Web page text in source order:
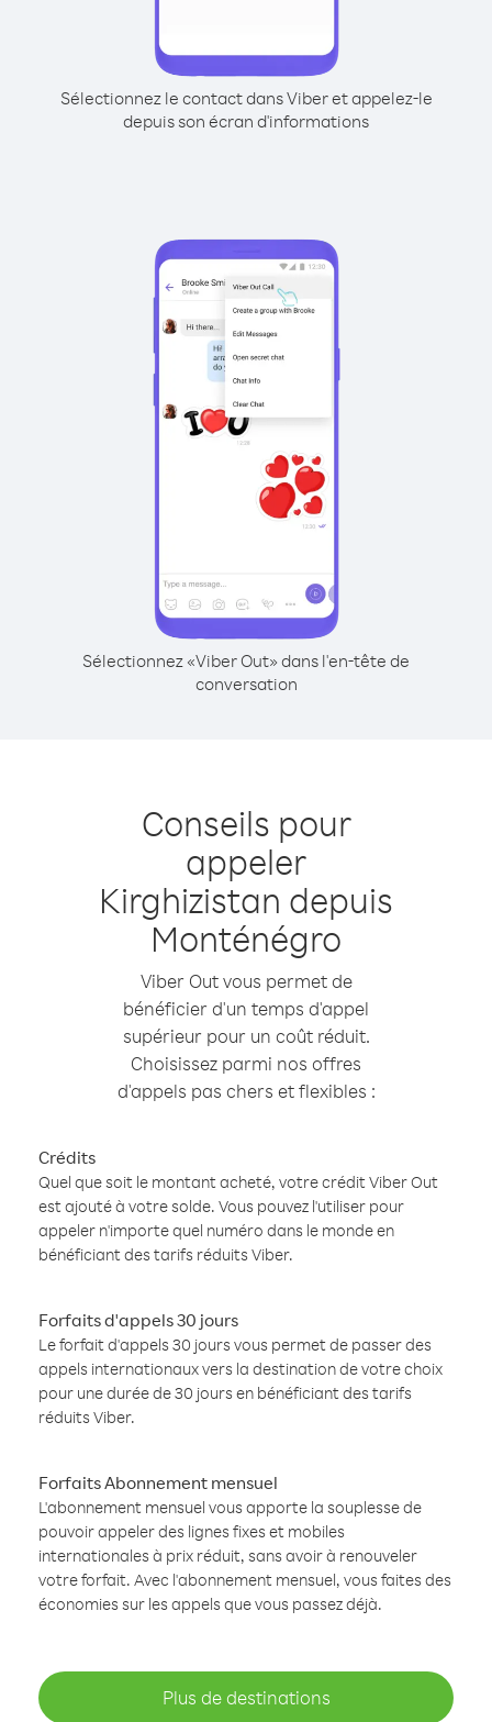
Sélectionnez le contact dans Viber et appelez-le
depuis son écran d'informations
Sélectionnez «Viber Out» dans l'en-tête de
conversation
Conseils pour
appeler
Kirghizistan depuis
Monténégro
Viber Out vous permet de
bénéficier d'un temps d'appel
supérieur pour un coût réduit.
Choisissez parmi nos offres
d'appels pas chers et flexibles :
Crédits
Quel que soit le montant acheté, votre crédit Viber Out
est ajouté à votre solde. Vous pouvez l'utiliser pour
appeler n'importe quel numéro dans le monde en
bénéficiant des tarifs réduits Viber.
Forfaits d'appels 30 jours
Le forfait d'appels 30 jours vous permet de passer des
appels internationaux vers la destination de votre choix
pour une durée de 30 jours en bénéficiant des tarifs
réduits Viber.
Forfaits Abonnement mensuel
L'abonnement mensuel vous apporte la souplesse de
pouvoir appeler des lignes fixes et mobiles
internationales à prix réduit, sans avoir à renouveler
votre forfait. Avec l'abonnement mensuel, vous faites des
économies sur les appels que vous passez déjà.
Plus de destinations